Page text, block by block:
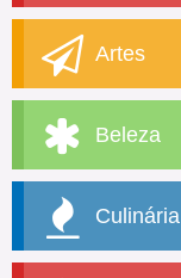
Artes
Beleza
Culinária